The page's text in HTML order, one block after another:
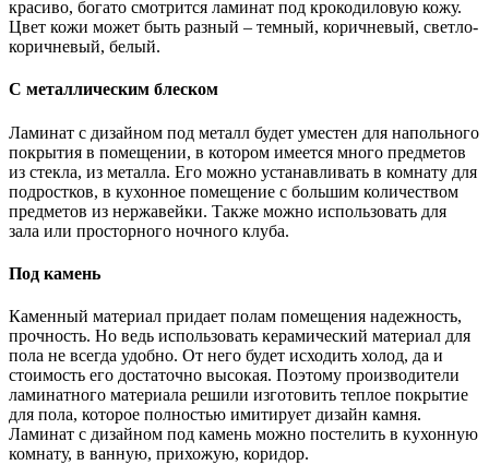
красиво, богато смотрится ламинат под крокодиловую кожу.
Цвет кожи может быть разный – темный, коричневый, светло-
коричневый, белый.
С металлическим блеском
Ламинат с дизайном под металл будет уместен для напольного
покрытия в помещении, в котором имеется много предметов
из стекла, из металла. Его можно устанавливать в комнату для
подростков, в кухонное помещение с большим количеством
предметов из нержавейки. Также можно использовать для
зала или просторного ночного клуба.
Под камень
Каменный материал придает полам помещения надежность,
прочность. Но ведь использовать керамический материал для
пола не всегда удобно. От него будет исходить холод, да и
стоимость его достаточно высокая. Поэтому производители
ламинатного материала решили изготовить теплое покрытие
для пола, которое полностью имитирует дизайн камня.
Ламинат с дизайном под камень можно постелить в кухонную
комнату, в ванную, прихожую, коридор.